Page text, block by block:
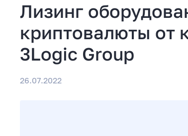
Лизинг
криптовалюты от
3Logic Group
26.07.2022